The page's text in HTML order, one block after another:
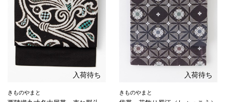
入荷待ち
きものやまと
入荷待ち
きものやまと